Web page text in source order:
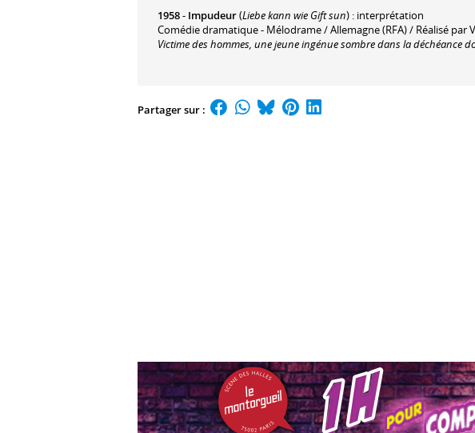
1958- Impudeur(Liebe kann wie Gift sun) : interprétation
Comédie dramatique - Mélodrame / Allemagne (RFA) / Réalisé par
Victime des hommes, une jeune ingénue sombre dans la déchéance
Partager sur :